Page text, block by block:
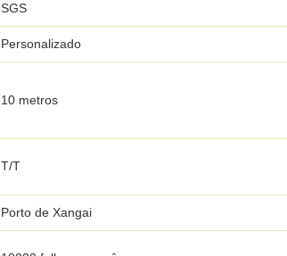
SGS
Personalizado
10 metros
T/T
Porto de Xangai